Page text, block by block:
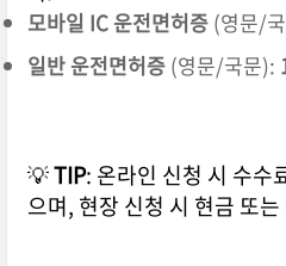
모바일 IC 운전면허증(영문/
일반 운전면허증(영문/국문):
💡TIP: 온라인 신청 시 수수
으며, 현장 신청 시 현금 또